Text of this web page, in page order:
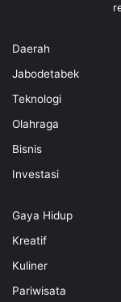
Daerah
Jabodetabek
Teknologi
Olahraga
Bisnis
Investasi
Gaya Hidup
Kreatif
Kuliner
Pariwisata